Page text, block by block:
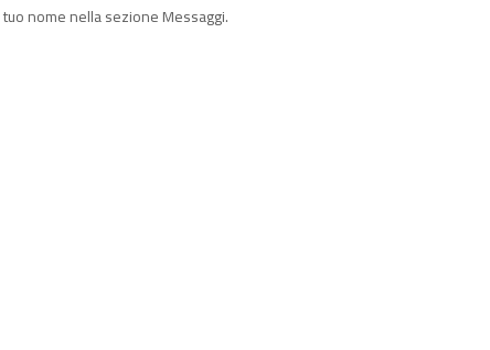
tuo nome nella sezione Messaggi.